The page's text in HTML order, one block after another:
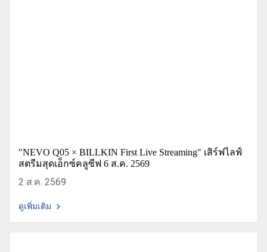
"NEVO Q05 × BILLKIN First Live Streaming" เสิร์ฟไลฟ์
สตรีมสุดเอ็กซ์คลูซีฟ 6 ส.ค. 2569
2 ส.ค. 2569
ดูเพิ่มเติม